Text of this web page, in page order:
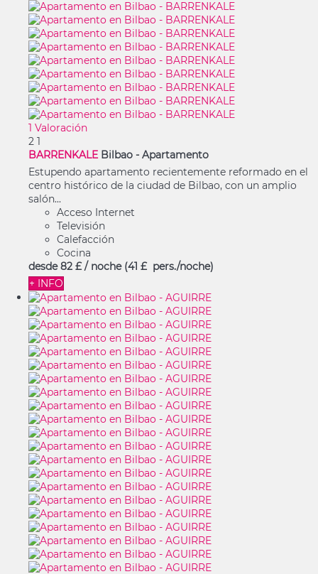
1 Valoración
2 1
BARRENKALE Bilbao - Apartamento
Estupendo apartamento recientemente reformado en el
centro histórico de la ciudad de Bilbao, con un amplio
salón...
Acceso Internet
Televisión
Calefacción
Cocina
desde 82 £ / noche (41 £ pers./noche)
+ INFO